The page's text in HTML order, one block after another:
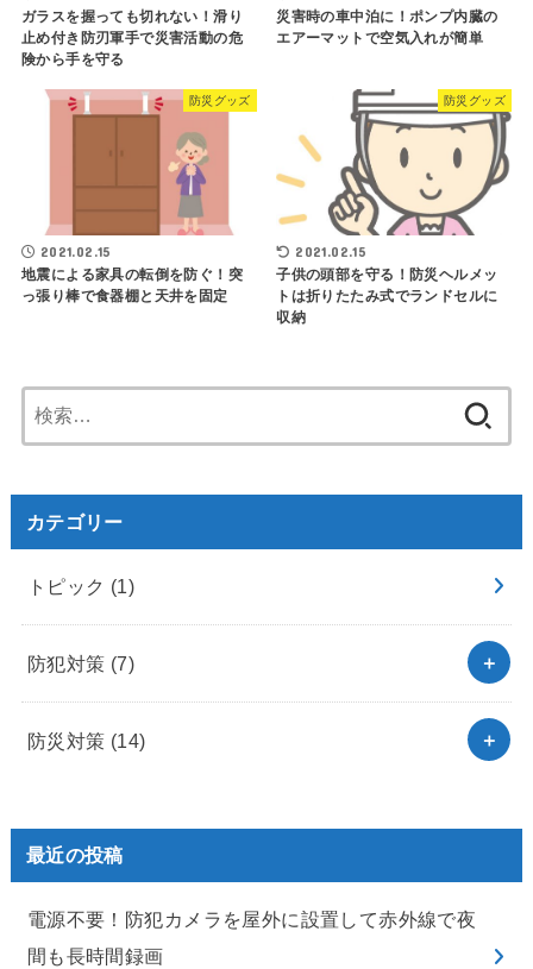
ガラスを握っても切れない！滑り
止め付き防刃軍手で災害活動の危
険から手を守る
災害時の車中泊に！ポンプ内臓の
エアーマットで空気入れが簡単
防災グッズ
2021.02.15
地震による家具の転倒を防ぐ！突
っ張り棒で食器棚と天井を固定
防災グッズ
2021.02.15
子供の頭部を守る！防災ヘルメッ
トは折りたたみ式でランドセルに
収納
索:
カテゴリー
トピック (1)
防犯対策 (7)
防災対策 (14)
最近の投稿
電源不要！防犯カメラを屋外に設置して赤外線で夜
間も長時間録画